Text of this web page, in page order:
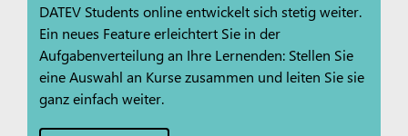
DATEV Students online entwickelt sich stetig weiter.
Ein neues Feature erleichtert Sie in der
Aufgabenverteilung an Ihre Lernenden: Stellen Sie
eine Auswahl an Kurse zusammen und leiten Sie sie
ganz einfach weiter.